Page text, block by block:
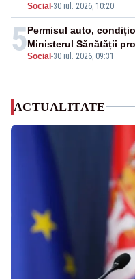
Social-30 iul. 2026, 10:20
5Social-30 iul. 2026, 09:31
Permisul auto,
Ministerul Sănătății
ACTUALITATE